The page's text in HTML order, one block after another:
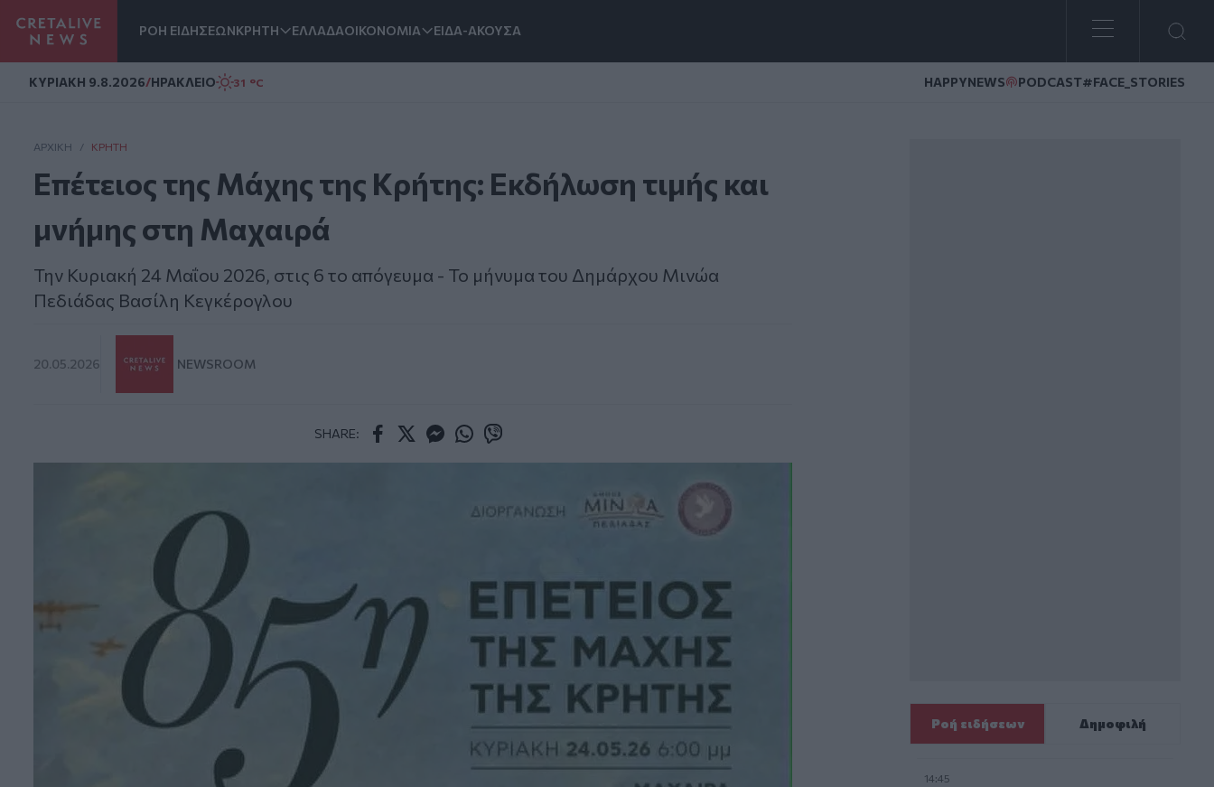
ΡΟΗ ΕΙΔΗΣΕΩΝΚΡΗΤΗ ΕΛΛΑΔΑΟΙΚΟΝΟΜΙΑ ΕΙΔΑ-ΑΚΟΥΣΑ
ΚΥΡΙΑΚΗ 9.8.2026/ΗΡΑΚΛΕΙΟ 31 °C HAPPYNEWS PODCAST#FACE_STORIES
ΑΡΧΙΚΗ / ΚΡΉΤΗ
Eπέτειος της Μάχης της Κρήτης: Εκδήλωση τιμής και
μνήμης στη Μαχαιρά
Την Κυριακή 24 Μαΐου 2026, στις 6 το απόγευμα - Το μήνυμα του Δημάρχου Μινώα
Πεδιάδας Βασίλη Κεγκέρογλου
20.05.2026 NEWSROOM
SHARE:
Ροή ειδήσεων Δημοφιλή
14:45